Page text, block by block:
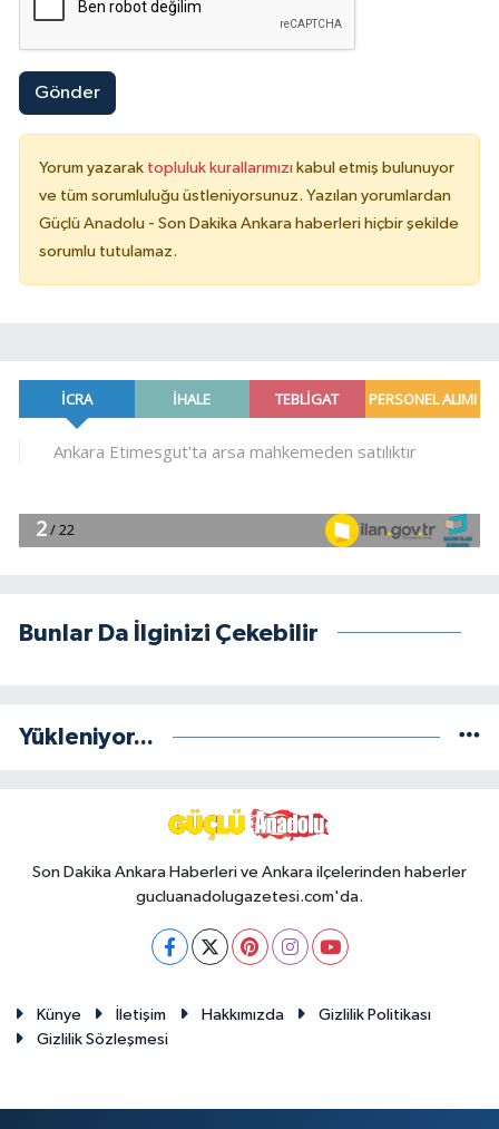
Gönder
Yorum yazarak topluluk kurallarımızı kabul etmiş bulunuyor
ve tüm sorumluluğu üstleniyorsunuz. Yazılan yorumlardan
Güçlü Anadolu - Son Dakika Ankara haberleri hiçbir şekilde
sorumlu tutulamaz.
Bunlar Da İlginizi Çekebilir
Yükleniyor...
Son Dakika Ankara Haberleri ve Ankara ilçelerinden haberler
gucluanadolugazetesi.com'da.
Künye İletişim Hakkımızda
Gizlilik Politikası
Gizlilik Sözleşmesi